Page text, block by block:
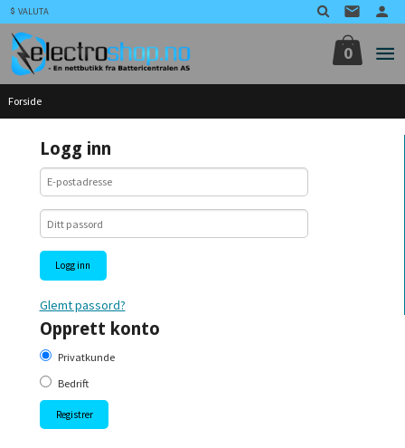
Gå
til
innholdet
VALUTA
0
Forside
Logg inn
Glemt passord?
Opprett konto
Privatkunde
Bedrift